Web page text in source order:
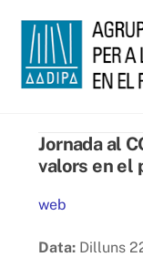
content
Jornada al
valors en el
web
Data: Dilluns